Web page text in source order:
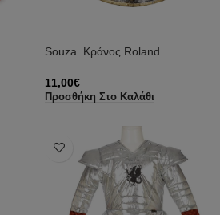
Souza. Κράνος Roland
11,00€
Προσθήκη Στο Καλάθι